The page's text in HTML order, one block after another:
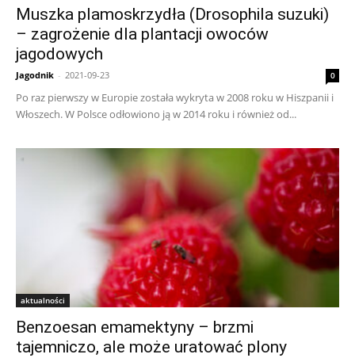
Muszka plamoskrzydła (Drosophila suzuki)
– zagrożenie dla plantacji owoców
jagodowych
Jagodnik - 2021-09-23 0
Po raz pierwszy w Europie została wykryta w 2008 roku w Hiszpanii i
Włoszech. W Polsce odłowiono ją w 2014 roku i również od...
aktualności
Benzoesan emamektyny – brzmi
tajemniczo, ale może uratować plony